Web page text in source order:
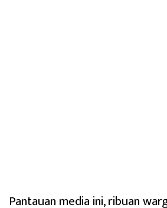
Pantauan media ini, ribuan